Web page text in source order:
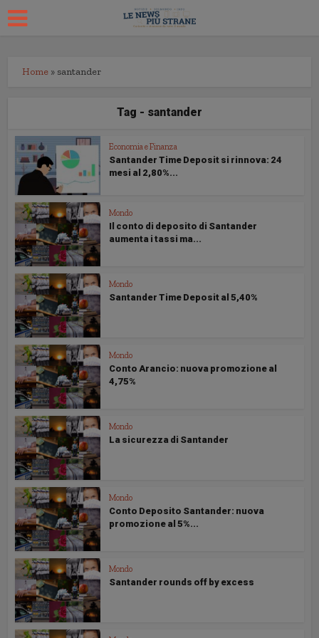
Home » santander
Tag - santander
Economia e Finanza
Santander Time Deposit si rinnova: 24
mesi al 2,80%...
Mondo
Il conto di deposito di Santander
aumenta i tassi ma...
Mondo
Santander Time Deposit al 5,40%
Mondo
Conto Arancio: nuova promozione al
4,75%
Mondo
La sicurezza di Santander
Mondo
Conto Deposito Santander: nuova
promozione al 5%...
Mondo
Santander rounds off by excess